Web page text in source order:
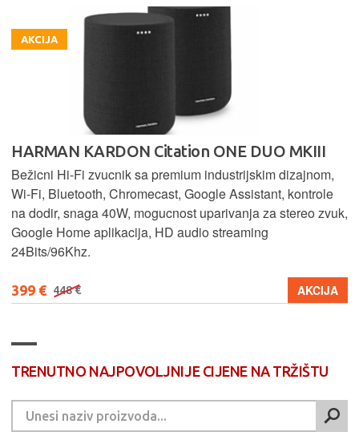
AKCIJA
HARMAN KARDON Citation ONE DUO MKIII
Bežicni Hi-Fi zvucnik sa premium industrijskim dizajnom,
Wi-Fi, Bluetooth, Chromecast, Google Assistant, kontrole
na dodir, snaga 40W, mogucnost uparivanja za stereo zvuk,
Google Home aplikacija, HD audio streaming
24Bits/96Khz.
399 € 448 € AKCIJA
TRENUTNO NAJPOVOLJNIJE CIJENE NA TRŽIŠTU